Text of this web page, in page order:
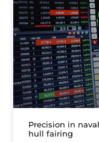
Precision in
hull fairing